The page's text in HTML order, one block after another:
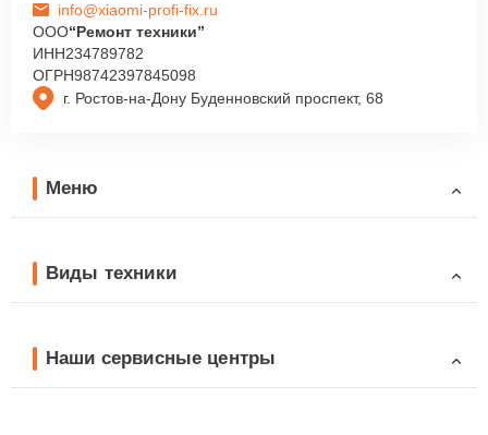
г. Ростов-на-Дону Буденновский проспект, 68
info@xiaomi-profi-fix.ru
ООО“Ремонт техники”
ИНН234789782
ОГРН98742397845098
Меню
Виды техники
Наши сервисные центры